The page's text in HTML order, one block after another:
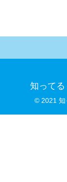
知ってる
© 2021 知